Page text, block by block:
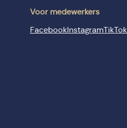
Voor medewerkers
Facebook InstagramTikTok